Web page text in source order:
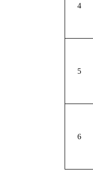
4
5
6